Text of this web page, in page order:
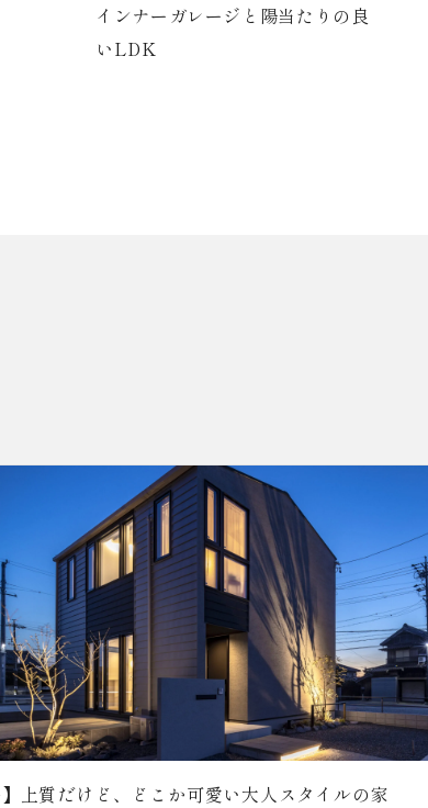
インナーガレージと陽当たりの良
いLDK
上質だけど、どこか可愛い大人スタイルの家